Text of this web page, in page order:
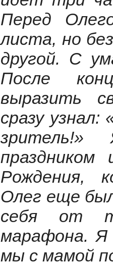
Перед
листа, но
другой. С
После
выразить
сразу
Рождения,
Олег еще был
себя от
марафона. Я
мы с мамой